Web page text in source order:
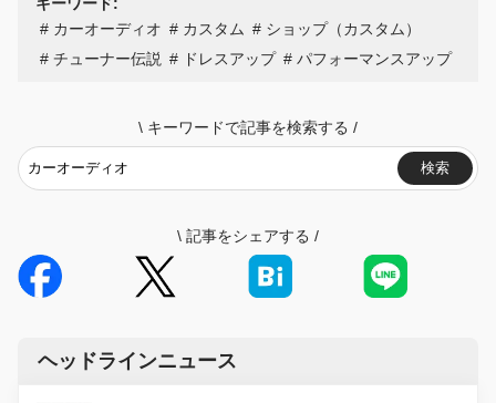
カーオーディオ
カスタム
ショップ（カスタム）
チューナー伝説
ドレスアップ パフォーマンスアップ
\ キーワードで記事を検索する /
検索
\ 記事をシェアする /
ヘッドラインニュース